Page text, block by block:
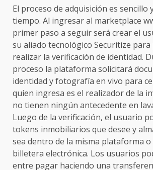
El proceso de adquisición es sencillo
tiempo. Al ingresar al marketplace
primer paso a seguir será crear el
su aliado tecnológico Securitize
realizar la verificación de identidad.
proceso la plataforma solicitará
identidad y fotografía en vivo para
quien ingresa es el realizador de la
no tienen ningún antecedente en
Luego de la verificación, el usuario
tokens inmobiliarios que desee y
sea dentro de la misma plataforma
billetera electrónica. Los usuarios
entre pagar haciendo una